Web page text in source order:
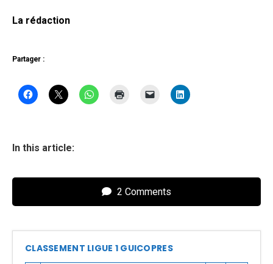
La rédaction
Partager :
In this article:
2 Comments
CLASSEMENT LIGUE 1 GUICOPRES